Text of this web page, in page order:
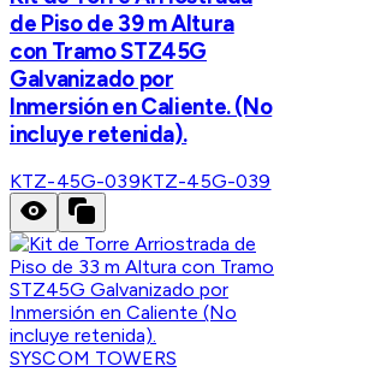
de Piso de 39 m Altura
con Tramo STZ45G
Galvanizado por
Inmersión en Caliente. (No
incluye retenida).
KTZ-45G-039KTZ-45G-039
SYSCOM TOWERS